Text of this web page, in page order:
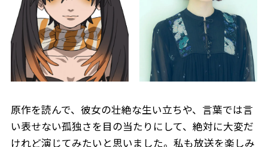
原作を読んで、彼女の壮絶な生い立ちや、言葉では言
い表せない孤独さを目の当たりにして、絶対に大変だ
けれど演じてみたいと思いました。私も放送を楽しみ